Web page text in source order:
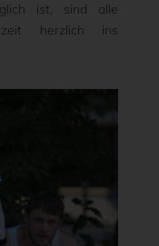
ist, sind alle
herzlich ins